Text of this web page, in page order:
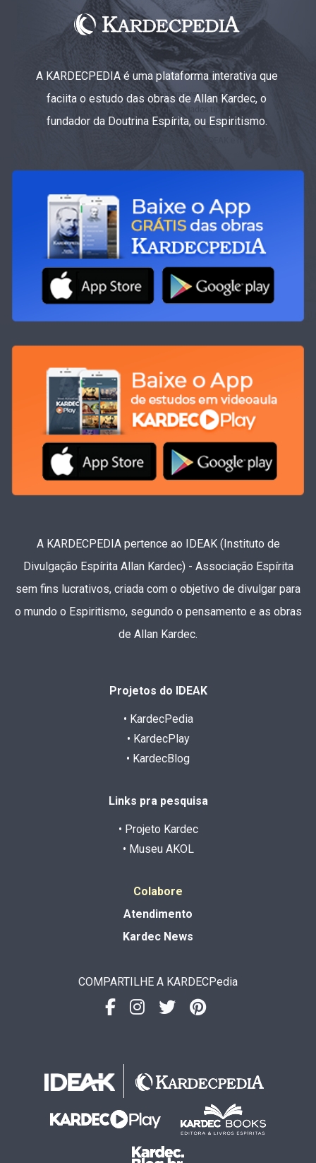
A KARDECPEDIA é uma plataforma interativa que
faciita o estudo das obras de Allan Kardec, o
fundador da Doutrina Espírita, ou Espiritismo.
A KARDECPEDIA pertence ao IDEAK (Instituto de
Divulgação Espírita Allan Kardec) - Associação Espírita
sem fins lucrativos, criada com o objetivo de divulgar para
o mundo o Espiritismo, segundo o pensamento e as obras
de Allan Kardec.
Projetos do IDEAK
• KardecPedia
• KardecPlay
• KardecBlog
Links pra pesquisa
• Projeto Kardec
• Museu AKOL
Colabore
Atendimento
Kardec News
COMPARTILHE A KARDECPedia